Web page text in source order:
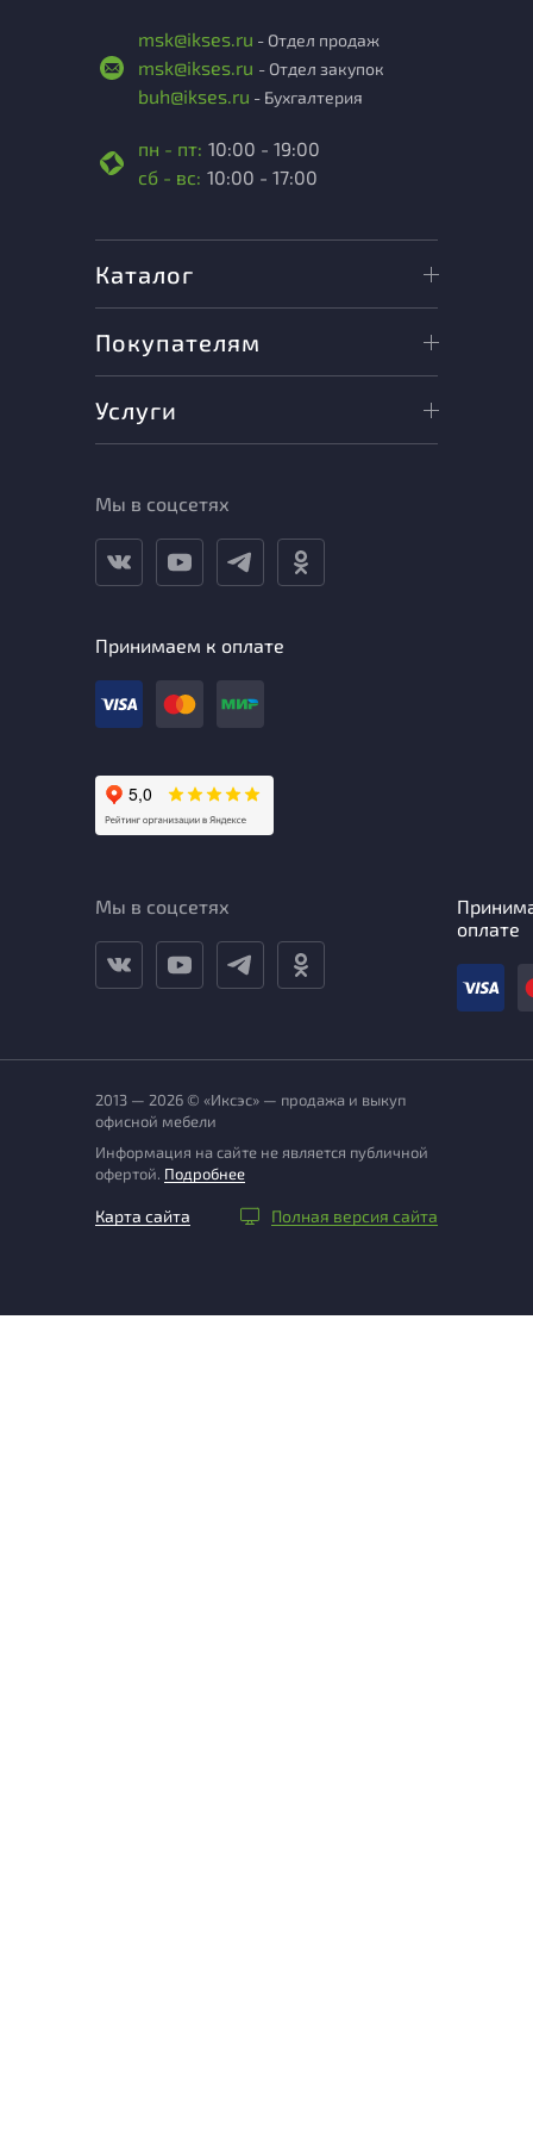
msk@ikses.ru - Отдел продаж
msk@ikses.ru - Отдел закупок
buh@ikses.ru - Бухгалтерия
пн - пт: 10:00 - 19:00
сб - вс: 10:00 - 17:00
Каталог
Покупателям
Услуги
Мы в соцсетях
Принимаем к оплате
Мы в соцсетях
оплате
2013 — 2026 © «Иксэс» — продажа и выкуп
офисной мебели
Информация на сайте не является публичной
офертой. Подробнее
Карта сайта Полная версия сайта